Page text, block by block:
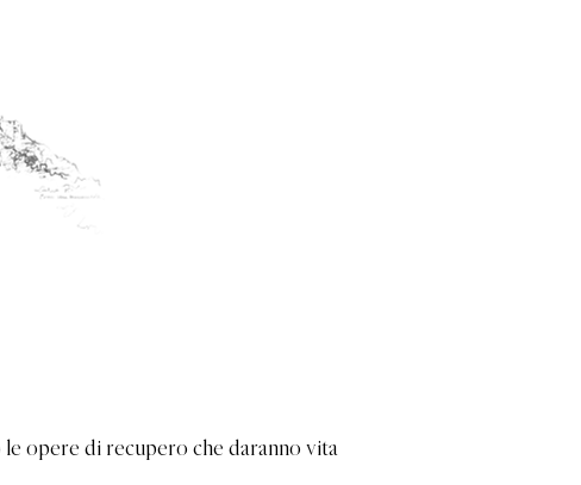
opere di recupero che daranno vita